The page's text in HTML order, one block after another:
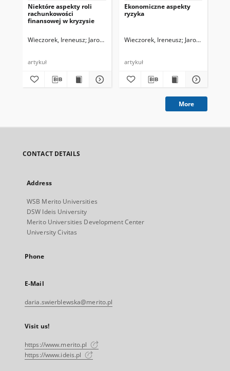
Niektóre aspekty roli
rachunkowości
finansowej w kryzysie
Wieczorek, Ireneusz Jarosław Szostak, red. Krzysztof Koj, red.
artykuł
Ekonomiczne aspekty
ryzyka
Wieczorek, Ireneusz Jarosław
artykuł
More
CONTACT DETAILS
Address
WSB Merito Universities
DSW Ideis University
Merito Universities Development Center
University Civitas
Phone
E-Mail
daria.swierblewska@merito.pl
Visit us!
https://www.merito.pl
https://www.ideis.pl